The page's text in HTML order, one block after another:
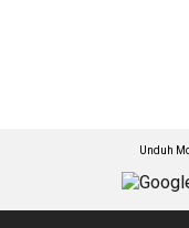
Unduh